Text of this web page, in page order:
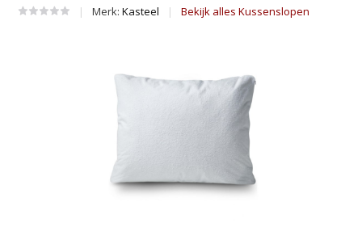
Merk:Kasteel Bekijk alles Kussenslopen